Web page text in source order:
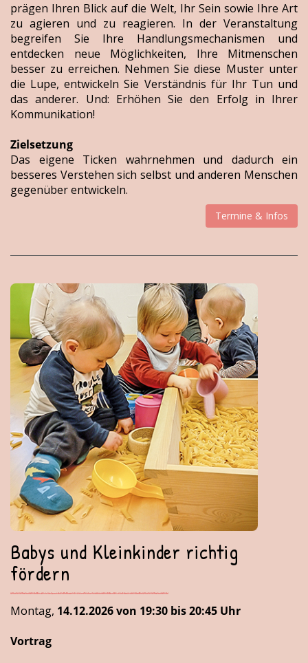
prägen Ihren Blick auf die Welt, Ihr Sein sowie Ihre Art
zu agieren und zu reagieren. In der Veranstaltung
begreifen Sie Ihre Handlungsmechanismen und
entdecken neue Möglichkeiten, Ihre Mitmenschen
besser zu erreichen. Nehmen Sie diese Muster unter
die Lupe, entwickeln Sie Verständnis für Ihr Tun und
das anderer. Und: Erhöhen Sie den Erfolg in Ihrer
Kommunikation!
Zielsetzung
Das eigene Ticken wahrnehmen und dadurch ein
besseres Verstehen sich selbst und anderen Menschen
gegenüber entwickeln.
Termine & Infos
Babys und Kleinkinder richtig
fördern
Montag, 14.12.2026 von 19:30 bis 20:45 Uhr
Vortrag